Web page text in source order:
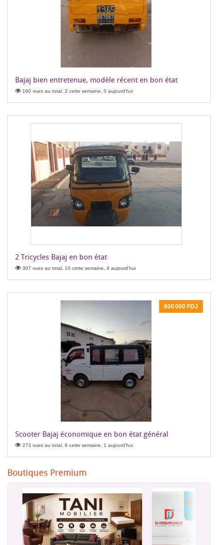
Bajaj bien entretenue, modèle récent en bon état
160 vues au total, 2 cette semaine, 0 aujourd'hui
2 Tricycles Bajaj en bon état
307 vues au total, 10 cette semaine, 4 aujourd'hui
800 000 FDJ
Scooter Bajaj économique en bon état général
273 vues au total, 6 cette semaine, 1 aujourd'hui
Boutiques Premium